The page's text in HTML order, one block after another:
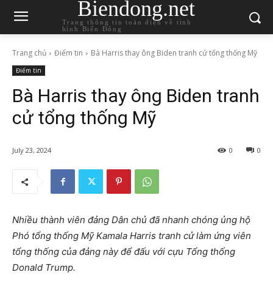
Biendong.net
Trang thông tin toàn diện về tình
hình Biển Đông
Trang chủ Điểm tin Bà Harris thay ông Biden tranh cử tổng thống Mỹ
Điểm tin
Bà Harris thay ông Biden tranh
cử tổng thống Mỹ
July 23, 2024 0
0
Nhiều thành viên đảng Dân chủ đã nhanh chóng ủng hộ
Phó tổng thống Mỹ Kamala Harris tranh cử làm ứng viên
tổng thống của đảng này để đấu với cựu Tổng thống
Donald Trump.